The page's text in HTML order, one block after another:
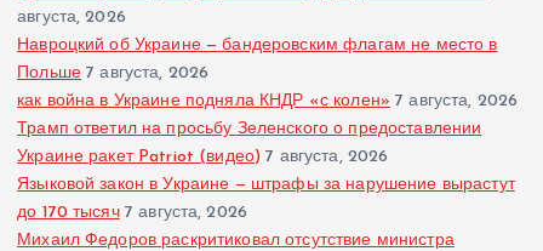
августа, 2026
Навроцкий об Украине — бандеровским флагам не место в
Польше 7 августа, 2026
как война в Украине подняла КНДР «с колен» 7 августа, 2026
Трамп ответил на просьбу Зеленского о предоставлении
Украине ракет Patriot (видео) 7 августа, 2026
Языковой закон в Украине — штрафы за нарушение вырастут
до 170 тысяч 7 августа, 2026
Михаил Федоров раскритиковал отсутствие министра